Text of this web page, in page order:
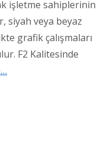
işletme sahiplerinin
siyah veya beyaz
grafik çalışmaları
F2 Kalitesinde